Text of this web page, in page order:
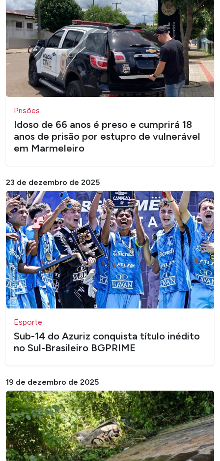
Prisões
Idoso de 66 anos é preso e cumprirá 18
anos de prisão por estupro de vulnerável
em Marmeleiro
23 de dezembro de 2025
Esporte
Sub-14 do Azuriz conquista título inédito
no Sul-Brasileiro BGPRIME
19 de dezembro de 2025